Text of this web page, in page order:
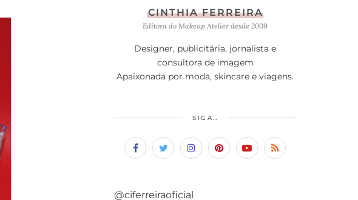
CINTHIA FERREIRA
Editora do Makeup Atelier desde 2009
Designer, publicitária, jornalista e
consultora de imagem
Apaixonada por moda, skincare e viagens.
SIGA…
@ciferreiraoficial